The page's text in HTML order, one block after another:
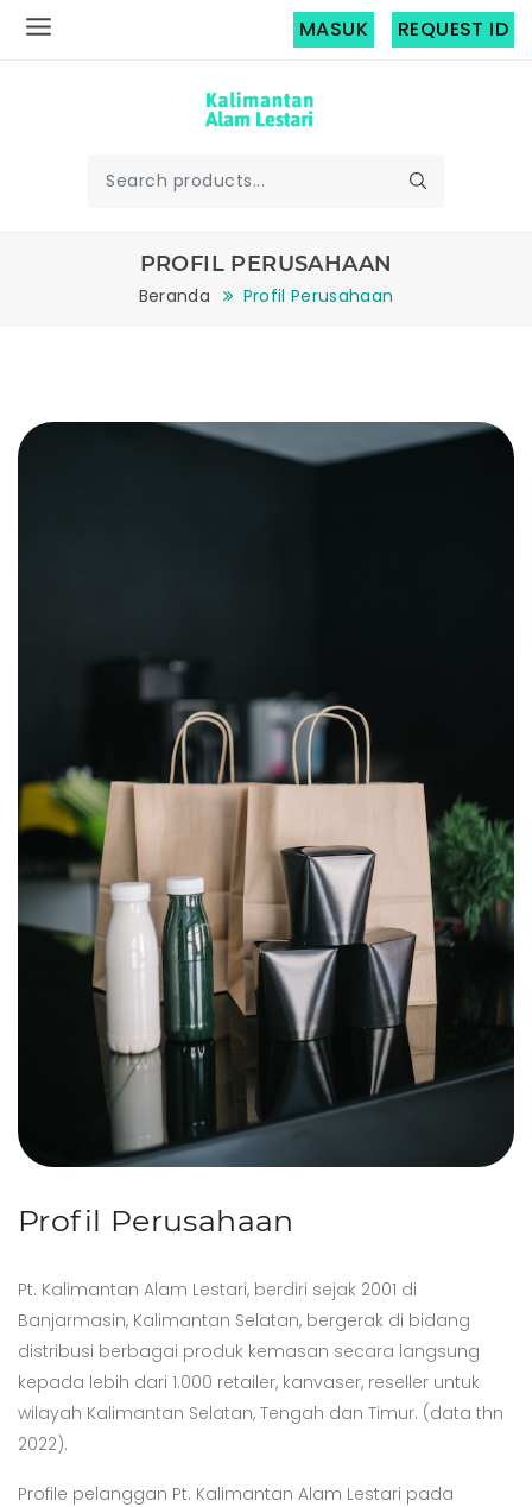
MASUK REQUEST ID
PROFIL PERUSAHAAN
Beranda Profil Perusahaan
Profil Perusahaan
Pt. Kalimantan Alam Lestari, berdiri sejak 2001 di
Banjarmasin, Kalimantan Selatan, bergerak di bidang
distribusi berbagai produk kemasan secara langsung
kepada lebih dari 1.000 retailer, kanvaser, reseller untuk
wilayah Kalimantan Selatan, Tengah dan Timur. (data thn
2022).
Profile pelanggan Pt. Kalimantan Alam Lestari pada